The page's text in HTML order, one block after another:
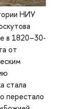
НИУ
в 1820–30-
от
стала
перестало